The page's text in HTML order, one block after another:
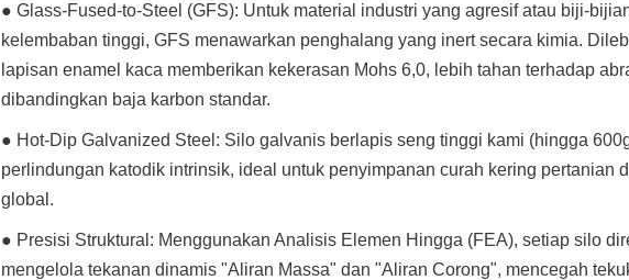
● Glass-Fused-to-Steel (GFS): Untuk material industri yang agresif atau biji-
kelembaban tinggi, GFS menawarkan penghalang yang inert secara kimia.
lapisan enamel kaca memberikan kekerasan Mohs 6,0, lebih tahan terhadap
dibandingkan baja karbon standar.
● Hot-Dip Galvanized Steel: Silo galvanis berlapis seng tinggi kami (hingga
perlindungan katodik intrinsik, ideal untuk penyimpanan curah kering pertanian
global.
● Presisi Struktural: Menggunakan Analisis Elemen Hingga (FEA), setiap silo
mengelola tekanan dinamis "Aliran Massa" dan "Aliran Corong", mencegah